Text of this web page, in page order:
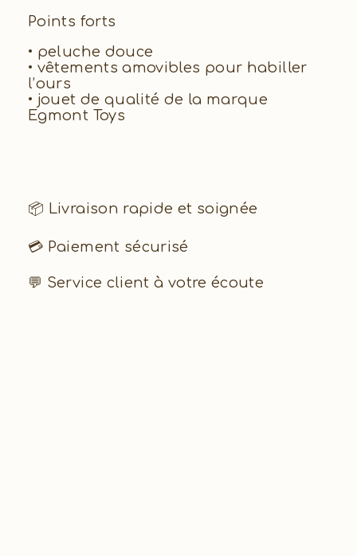
Points forts
• peluche douce
• vêtements amovibles pour habiller
l’ours
• jouet de qualité de la marque
Egmont Toys
📦 Livraison rapide et soignée
💳 Paiement sécurisé
💬 Service client à votre écoute